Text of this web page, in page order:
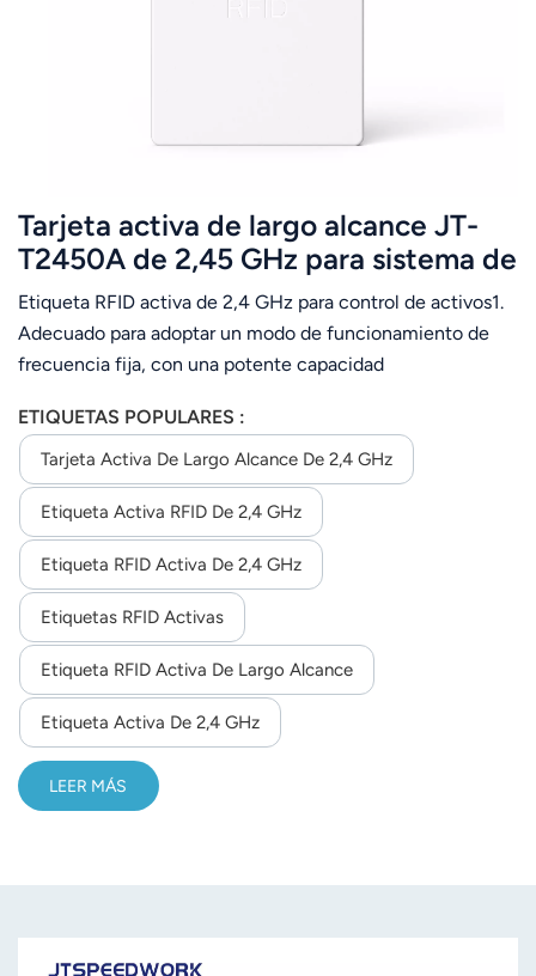
Tarjeta activa de largo alcance JT-
T2450A de 2,45 GHz para sistema de
asistencia escolar.
Etiqueta RFID activa de 2,4 GHz para control de activos1.
Adecuado para adoptar un modo de funcionamiento de
frecuencia fija, con una potente capacidad
200 m (depende del lector y del software de la antena,
configurable). 3. Consumo de energía ultrabajo. Corriente
de trabajo promedio.< 10UA 4. Etiqueta activa, una parte
muy importante de un sistema RFID, especialmente para
el seguimiento de personas y la gestión de activos, etc.
ETIQUETAS POPULARES :
Tarjeta Activa De Largo Alcance De 2,4 GHz
Etiqueta Activa RFID De 2,4 GHz
Etiqueta RFID Activa De 2,4 GHz
Etiquetas RFID Activas
Etiqueta RFID Activa De Largo Alcance
Etiqueta Activa De 2,4 GHz
LEER MÁS